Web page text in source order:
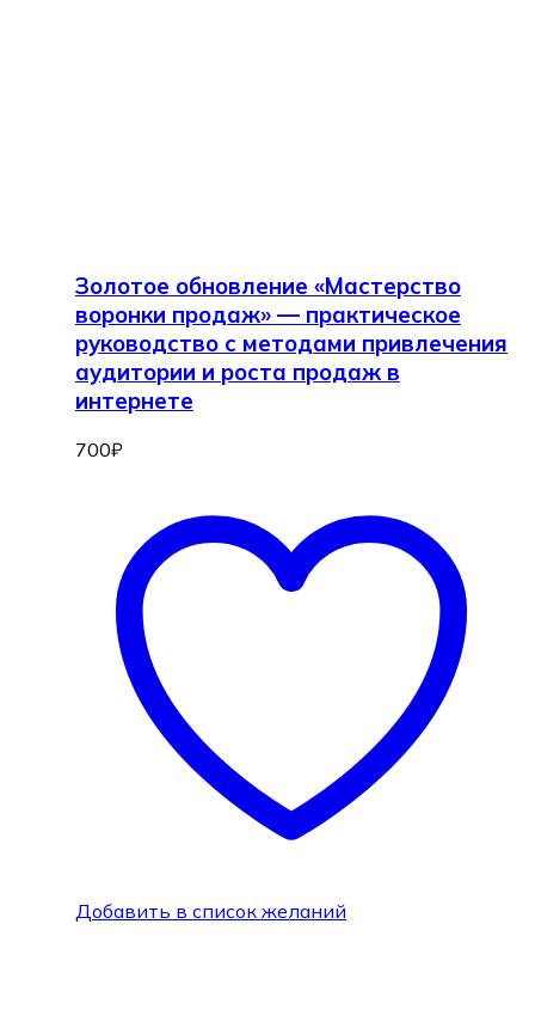
Золотое обновление «Мастерство
воронки продаж» — практическое
руководство с методами привлечения
аудитории и роста продаж в
интернете
700₽
Добавить в список желаний